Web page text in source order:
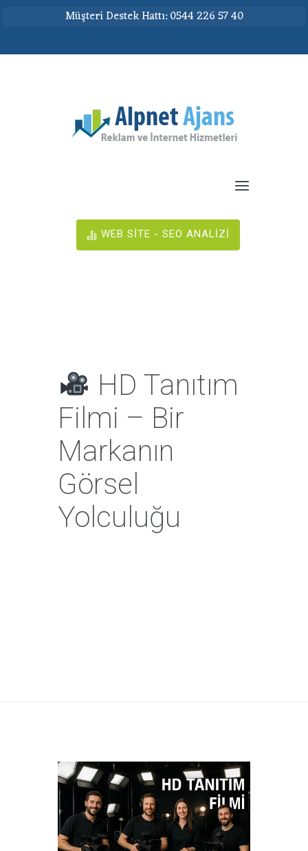
Müşteri Destek Hattı: 0544 226 57 40
WEB SİTE - SEO ANALİZİ
HD Tanıtım
Filmi – Bir
Markanın
Görsel
Yolculuğu